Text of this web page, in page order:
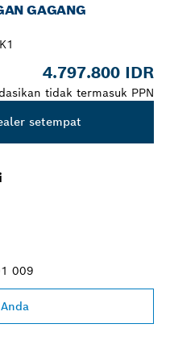
GAGANG
4.797.800 IDR
tidak termasuk PPN
setempat
009